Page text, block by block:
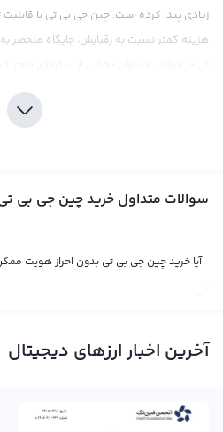
زیادی پیدا کرده است. چین جی بی تی با
هزینه کمتر نسبت به رقبایش، جایگاه منحصر
درصورت تمایل به خرید چین جی بی تی،
رابکس به شما در تصمیم‌گیری‌های سرمایه‌گذاری
این ارز و مشکلات قانونی آن با نهادهای
شما به فروش چین جی بی تی بپردازید. اگر با
سوالات متداول خرید چین جی بی تی
آیا خرید چین جی بی تی بدون احراز هویت
آخرین اخبار ارزهای دیجیتال